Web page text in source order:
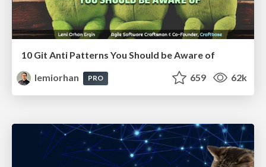
10 Git Anti Patterns You Should be Aware of
lemiorhan
PRO 659 62k